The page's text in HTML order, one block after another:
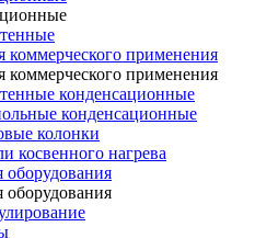
коммерческого применения
коммерческого применения
конденсационные
конденсационные
колонки
косвенного нагрева
оборудования
оборудования